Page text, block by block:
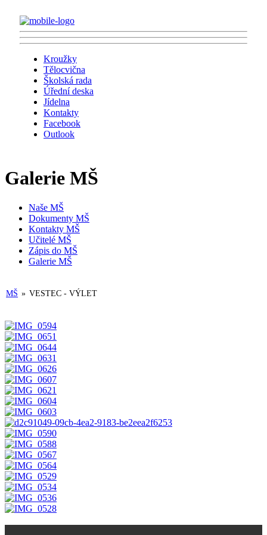
Kroužky
Tělocvična
Školská rada
Úřední deska
Jídelna
Kontakty
Facebook
Outlook
Galerie MŠ
Naše MŠ
Dokumenty MŠ
Kontakty MŠ
Učitelé MŠ
Zápis do MŠ
Galerie MŠ
MŠ » VESTEC - VÝLET